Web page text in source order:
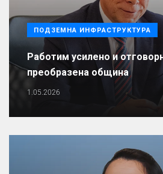
ПОДЗЕМНА ИНФРАСТРУКТУРА
Работим усилено и
преобразена община
1.05.2026